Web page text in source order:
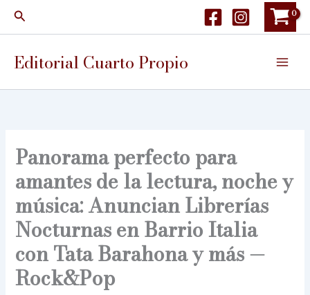
Buscar
Editorial Cuarto Propio
Panorama perfecto para
amantes de la lectura, noche y
música: Anuncian Librerías
Nocturnas en Barrio Italia
con Tata Barahona y más —
Rock&Pop